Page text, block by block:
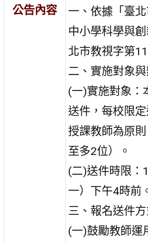
公告內容
一、依據「臺
中小學科學與
北市教視字第
二、實施對象
(一)實施對象：
送件，每校限
授課教師為原
至多2位）。
(二)送件時限：
一）下午4時前
三、報名送件
(一)鼓勵教師運